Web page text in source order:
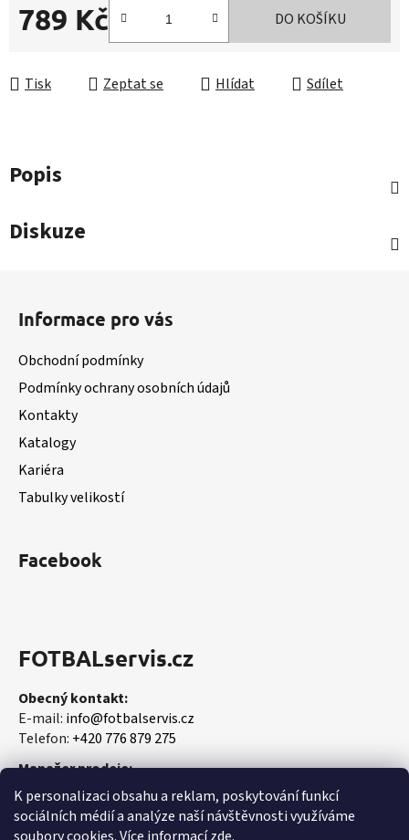
K personalizaci obsahu a reklam, poskytování funkcí
sociálních médií a analýze naší návštěvnosti využíváme
789 Kč DO KOŠÍKU
Tisk Zeptat se Hlídat Sdílet
Popis
Diskuze
Informace pro vás
Obchodní podmínky
Podmínky ochrany osobních údajů
Kontakty
Katalogy
Kariéra
Tabulky velikostí
Facebook
FOTBALservis.cz
Obecný kontakt:
E-mail: info@fotbalservis.cz
Telefon: +420 776 879 275
Manažer prodeje:
Martin Vališ
Mobil:+420 606 657 244